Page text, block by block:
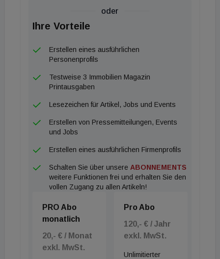
Dienstleistungen, Sicherheit und internationale
Qualitätsstandards.
Grand Hotel Europa in Innsbruck wird
wiedereröffnet
Innsbruck steht die Zukunft fest. Das internationale
erfolgreich einen Betreiber für das historische Haus
gefunden. Künftig wird das Hotel gemeinsam mit
Minor Hotels revitalisiert und unter der Premium-
positioniert.
Das bereits 1869 eröffnete Grand Hotel Europa
zählt zu den bekanntesten Hotels Innsbrucks und
oder
Ihre Vorteile
Erstellen eines ausführlichen
Personenprofils
Testweise 3 Immobilien Magazin
Printausgaben
Lesezeichen für Artikel, Jobs und Events
Erstellen von Pressemitteilungen, Events
und Jobs
Erstellen eines ausführlichen Firmenprofils
Schalten Sie über unsere ABONNEMENTS
weitere Funktionen frei und erhalten Sie den
vollen Zugang zu allen Artikeln!
PRO Abo
monatlich
20,- € / Monat
exkl. MwSt.
Pro Abo
120,- € / Jahr
exkl. MwSt.
Unlimitierter